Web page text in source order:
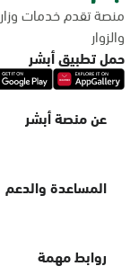
منصة تقدم خدمات
والزوار
حمل تطبيق أبشر
عن منصة أبشر
المساعدة والدعم
روابط مهمة